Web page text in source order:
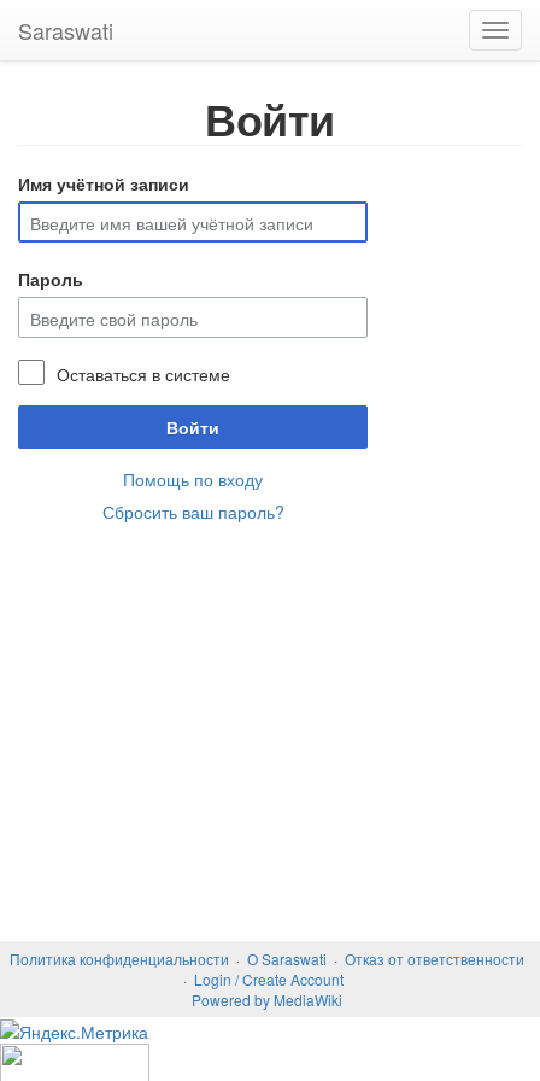
Saraswati
Войти
Имя учётной записи
Пароль
Оставаться в системе
Войти
Помощь по входу
Сбросить ваш пароль?
Политика конфиденциальности О Saraswati
Отказ от ответственности
Login / Create Account
Powered by MediaWiki